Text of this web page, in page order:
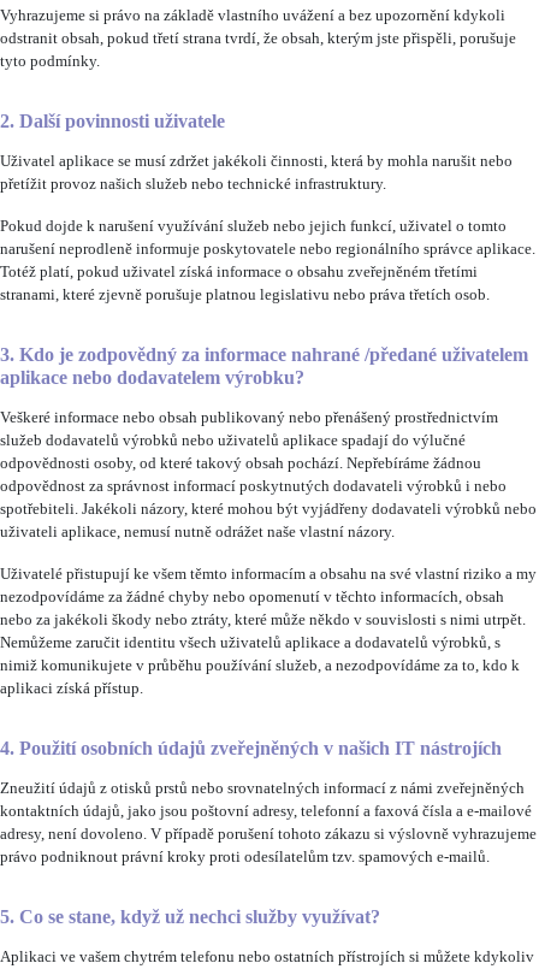
Vyhrazujeme si právo na základě vlastního uvážení a bez upozornění kdykoli
odstranit obsah, pokud třetí strana tvrdí, že obsah, kterým jste přispěli, porušuje
tyto podmínky.
2. Další povinnosti uživatele
Uživatel aplikace se musí zdržet jakékoli činnosti, která by mohla narušit nebo
přetížit provoz našich služeb nebo technické infrastruktury.
Pokud dojde k narušení využívání služeb nebo jejich funkcí, uživatel o tomto
narušení neprodleně informuje poskytovatele nebo regionálního správce aplikace.
Totéž platí, pokud uživatel získá informace o obsahu zveřejněném třetími
stranami, které zjevně porušuje platnou legislativu nebo práva třetích osob.
3. Kdo je zodpovědný za informace nahrané /předané uživatelem
aplikace nebo dodavatelem výrobku?
Veškeré informace nebo obsah publikovaný nebo přenášený prostřednictvím
služeb dodavatelů výrobků nebo uživatelů aplikace spadají do výlučné
odpovědnosti osoby, od které takový obsah pochází. Nepřebíráme žádnou
odpovědnost za správnost informací poskytnutých dodavateli výrobků i nebo
spotřebiteli. Jakékoli názory, které mohou být vyjádřeny dodavateli výrobků nebo
uživateli aplikace, nemusí nutně odrážet naše vlastní názory.
Uživatelé přistupují ke všem těmto informacím a obsahu na své vlastní riziko a my
nezodpovídáme za žádné chyby nebo opomenutí v těchto informacích, obsah
nebo za jakékoli škody nebo ztráty, které může někdo v souvislosti s nimi utrpět.
Nemůžeme zaručit identitu všech uživatelů aplikace a dodavatelů výrobků, s
nimiž komunikujete v průběhu používání služeb, a nezodpovídáme za to, kdo k
aplikaci získá přístup.
4. Použití osobních údajů zveřejněných v našich IT nástrojích
Zneužití údajů z otisků prstů nebo srovnatelných informací z námi zveřejněných
kontaktních údajů, jako jsou poštovní adresy, telefonní a faxová čísla a e-mailové
adresy, není dovoleno. V případě porušení tohoto zákazu si výslovně vyhrazujeme
právo podniknout právní kroky proti odesílatelům tzv. spamových e-mailů.
5. Co se stane, když už nechci služby využívat?
Aplikaci ve vašem chytrém telefonu nebo ostatních přístrojích si můžete kdykoliv